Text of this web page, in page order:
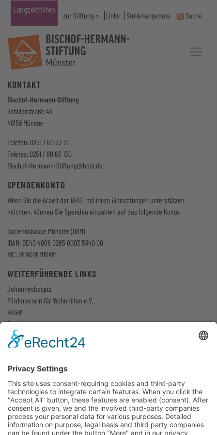
Langzeithilfen
zur Stiftung » Links Stellenangebote Suche
KONTAKT
Bischof-Hermann-Stiftung
Schillerstraße 46
48159 Münster
Telefon: 0251 / 60 63 01
Telefax: 0251 / 60 63 130
Bischof-Hermann-Stiftung@bhst.de
SPENDENKONTO
Wenn Sie die Arbeit der BHST mit ihren Einrichtungen unterstützen
möchten, können Sie Spenden einzahlen auf das folgende Konto:
Darlehnskasse Münster (DKM)
IBAN: DE40 4006 0265 0003 5940 00
BIC: GENODEM1DKM
WEITERFÜHRENDE LINKS
Johanneshospiz
Förderverein für Wohnhilfen e.V.
KAGW
Caritas
DiCV
BAGW
DOWNLOADS
Für weitere Downloads klicken Siehier .
Flyer Kettelerhaus LZW